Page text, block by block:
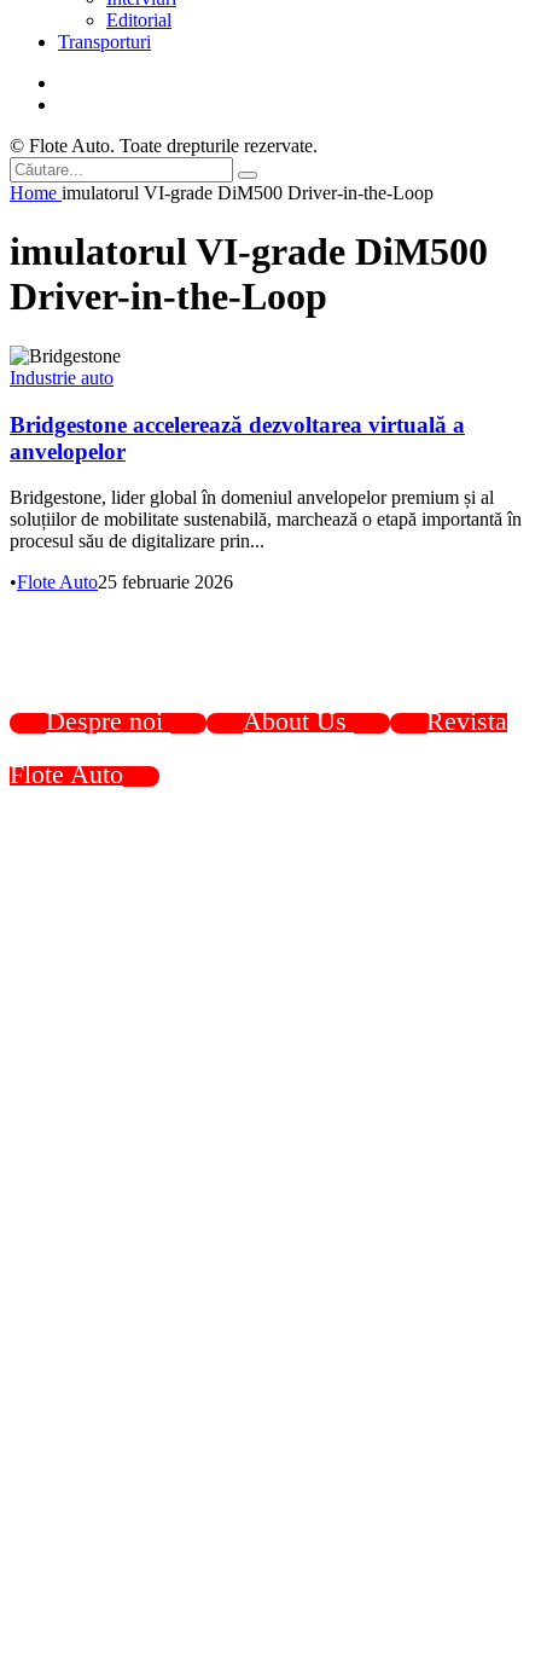
Editorial
Transporturi
© Flote Auto. Toate drepturile rezervate.
Home imulatorul VI-grade DiM500 Driver-in-the-Loop
imulatorul VI-grade DiM500
Driver-in-the-Loop
Industrie auto
Bridgestone accelerează dezvoltarea virtuală a
anvelopelor
Bridgestone, lider global în domeniul anvelopelor premium și al
soluțiilor de mobilitate sustenabilă, marchează o etapă importantă în
procesul său de digitalizare prin...
•Flote Auto25 februarie 2026
Despre noi About Us
Revista
Flote Auto